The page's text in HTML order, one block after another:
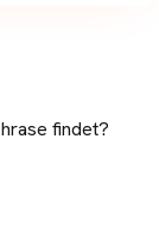
findet?